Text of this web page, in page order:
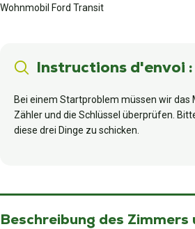
Wohnmobil Ford Transit
Instructions d'envoi :
Bei einem Startproblem müssen wir das
Zähler und die Schlüssel überprüfen.
diese drei Dinge zu schicken.
Beschreibung des Zimmers